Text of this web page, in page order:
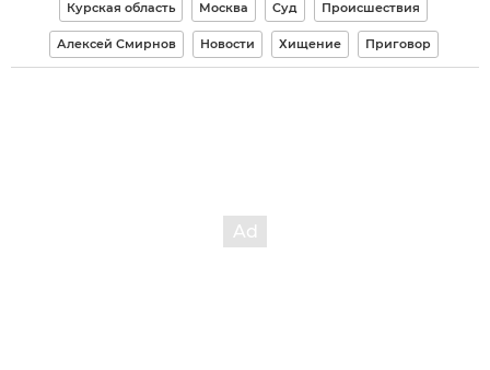
Курская область Москва Суд Происшествия
Алексей Смирнов Новости Хищение Приговор